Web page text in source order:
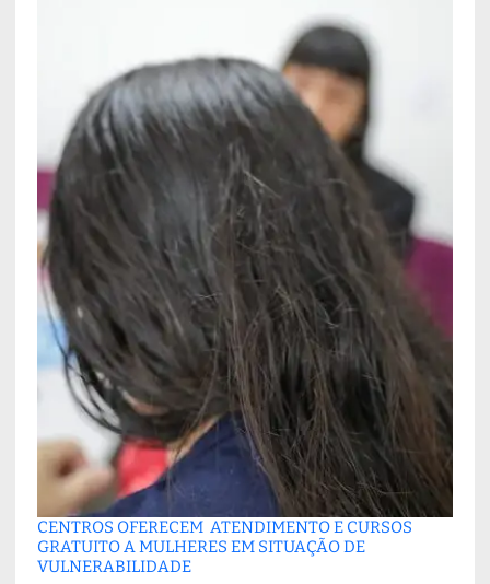
CENTROS OFERECEM ATENDIMENTO E CURSOS
GRATUITO A MULHERES EM SITUAÇÃO DE
VULNERABILIDADE